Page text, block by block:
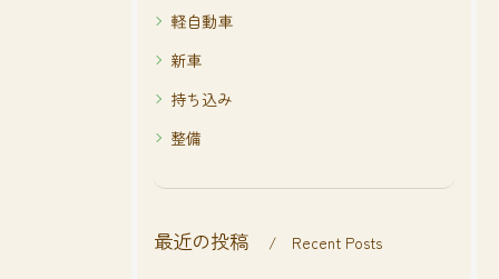
軽自動車
新車
持ち込み
整備
最近の投稿 Recent Posts